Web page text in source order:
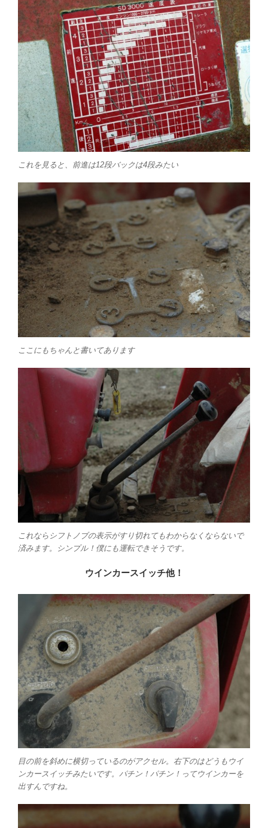
これを見ると、前進は12段バックは4段みたい
ここにもちゃんと書いてあります
これならシフトノブの表示がすり切れてもわからなくならないで
済みます。シンプル！僕にも運転できそうです。
ウインカースイッチ他！
目の前を斜めに横切っているのがアクセル。右下のはどうもウイ
ンカースイッチみたいです。パチン！パチン！ってウインカーを
出すんですね。